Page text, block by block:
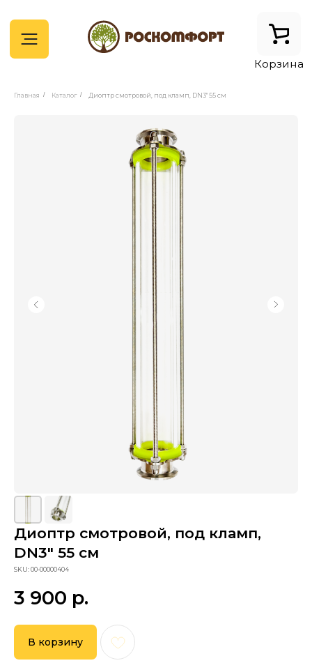
Корзина
Главная / Каталог / Диоптр смотровой, под кламп, DN3" 55 см
Диоптр смотровой, под кламп,
DN3" 55 см
SKU:00-00000404
3 900 р.
В корзину
Сопутствующие товары